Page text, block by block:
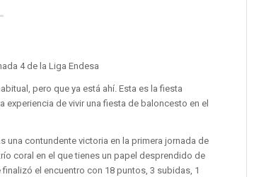
4 de la Liga Endesa
pero que ya está ahí. Esta es la fiesta
de vivir una fiesta de baloncesto en el
una contundente victoria en la primera jornada de
coral en el que tienes un papel desprendido de
el encuentro con 18 puntos, 3 subidas, 1